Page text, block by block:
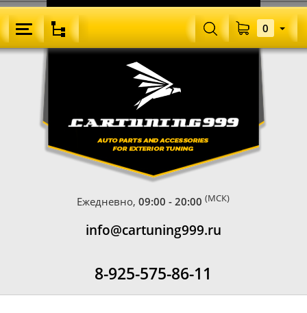
Ежедневно,09:00 - 20:00 (МСК)
info@cartuning999.ru
8-925-575-86-11
0